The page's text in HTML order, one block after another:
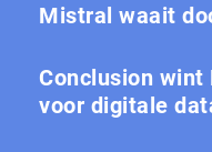
Mistral waait
Conclusion
voor digitale